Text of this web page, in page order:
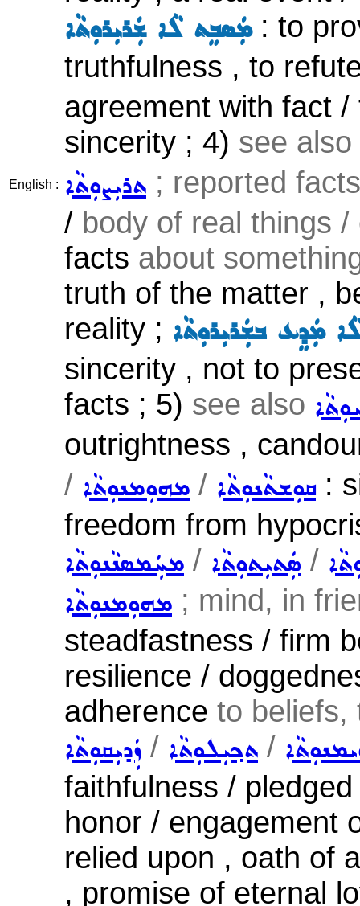
English :
ܡܲܣܒܸܬ ܠܵܐ ܫܲܪܝܼܪܘܼܬܵܐ: to
truthfulness , to
agreement with fact
sincerity ; 4) see also
ܬܪܝܼܨܘܼܬܵܐ ; reported
/ body of real things
facts about
truth of the matter ,
reality ; ܠܵܐ ܡܲܕܸܥ ܒܫܲܪܝܼܪܘܼܬܵܐ
sincerity , not to
facts ; 5) see also
outrightness ,
/ ܡܗܘܼܡܢܘܼܬܵܐ / ܩܘܼܫܬܵܢܘܼܬܵܐ :
freedom from
ܡܚܲܡܣܢܵܢܘܼܬܵܐ / ܣܲܬܝܼܬܘܼܬܵܐ /
ܡܗܘܼܡܢܘܼܬܵܐ ; mind, in
steadfastness / firm
resilience /
adherence to beliefs,
ܙܲܕܝܼܩܘܼܬܵܐ / ܬܟ݂ܝܼܠܘܼܬܵܐ /
faithfulness /
honor / engagement
relied upon , oath of
, promise of eternal